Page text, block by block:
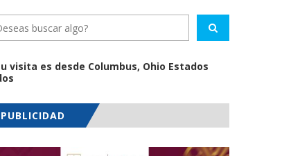
visita es desde Columbus, Ohio Estados
PUBLICIDAD